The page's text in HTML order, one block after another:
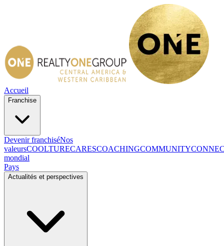
Accueil
Franchise
Devenir franchiséNos
valeursCOOLTURECARESCOACHINGCOMMUNITY
mondial
Pays
Actualités et perspectives